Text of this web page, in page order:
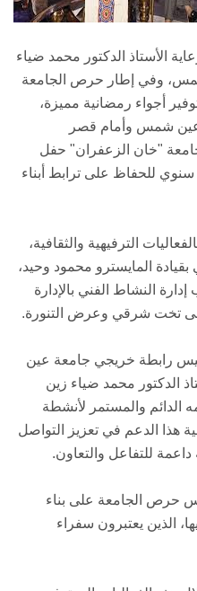
الأستاذ الدكتور محمد ضياء
وفي إطار حرص الجامعة
أجواء رمضانية مميزة،
شمس وأمام قصر
"خان الزعفران" حفل
للحفاظ على ترابط أبناء
الترفيهية والثقافية،
المايسترو محمود وحيد،
النشاط الفني بالإدارة
الى تخت شرقي وعرض التنورة.
رابطة خريجي جامعة عين
الدكتور محمد ضياء زين
الدائم والمستمر لأنشطة
هذا الدعم في تعزيز التواصل
داعمة للتفاعل والتعاون.
حرص الجامعة على بناء
الذين يعتبرون سفراء